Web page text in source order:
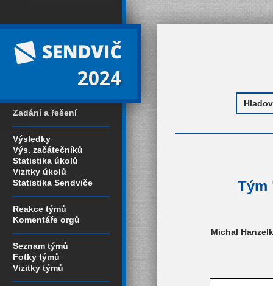
2024
Zadání a řešení
Výsledky
Výs. začátečníků
Statistika úkolů
Vizitky úkolů
Statistika Sendviče
Reakce týmů
Komentáře orgů
Seznam týmů
Fotky týmů
Vizitky týmů
Tým
Michal